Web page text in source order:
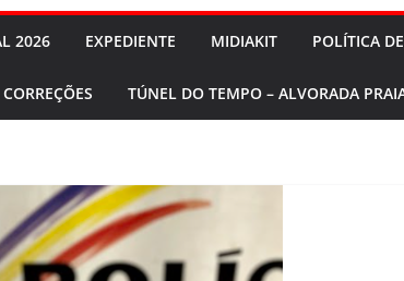
2026 EXPEDIENTE MIDIAKIT POLÍTICA
TÚNEL DO TEMPO – ALVORADA